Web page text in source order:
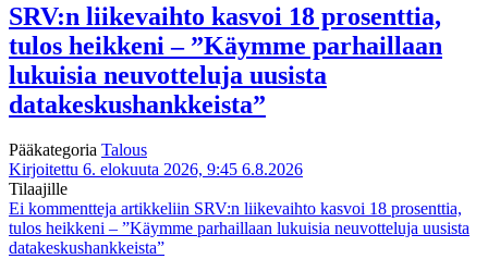
SRV:n liikevaihto kasvoi 18 prosenttia,
tulos heikkeni – ”Käymme parhaillaan
lukuisia neuvotteluja uusista
datakeskushankkeista”
Pääkategoria Talous
Kirjoitettu 6. elokuuta 2026, 9:45 6.8.2026
Tilaajille
Ei kommentteja artikkeliin SRV:n liikevaihto kasvoi 18 prosenttia,
tulos heikkeni – ”Käymme parhaillaan lukuisia neuvotteluja uusista
datakeskushankkeista”